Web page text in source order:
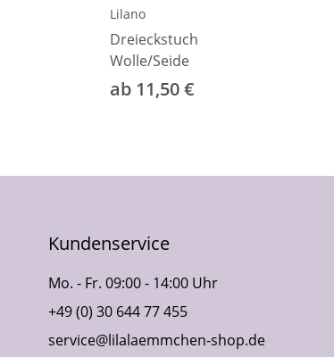
Lilano
Dreieckstuch
Wolle/Seide
ab 11,50 €
Kundenservice
Mo. - Fr. 09:00 - 14:00 Uhr
+49 (0) 30 644 77 455
service@lilalaemmchen-shop.de